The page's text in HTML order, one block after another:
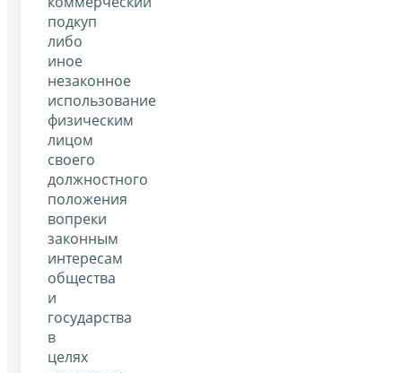
подкуп
либо
иное
незаконное
использование
физическим
лицом
своего
должностного
положения
вопреки
законным
интересам
общества
и
государства
в
целях